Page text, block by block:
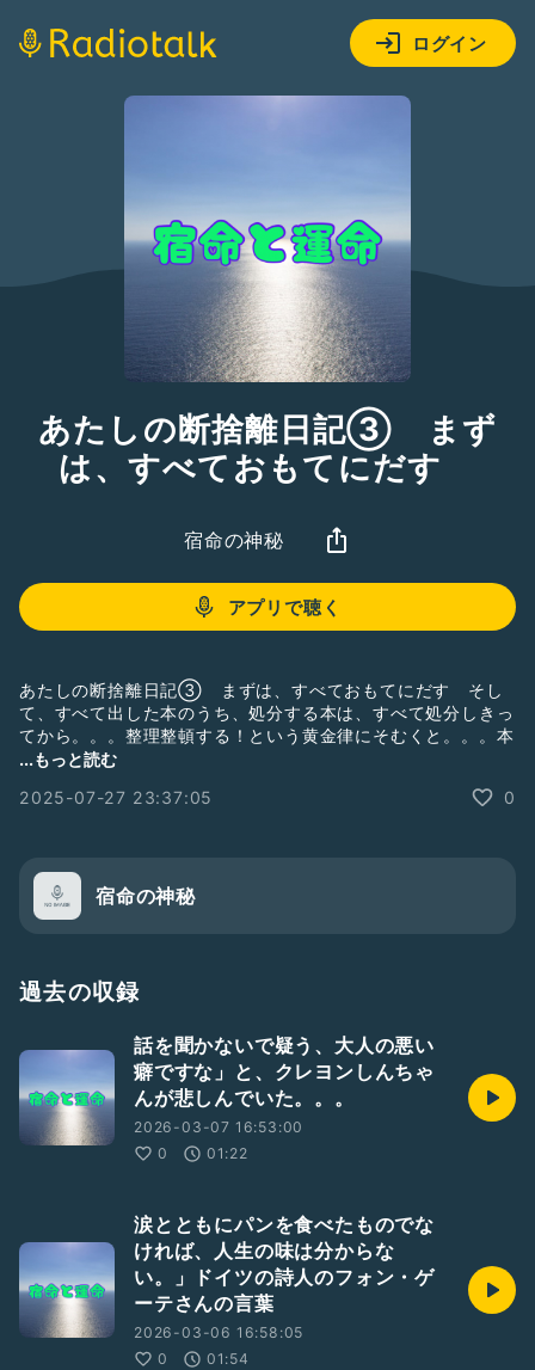
ログイン
あたしの断捨離日記③ まず
は、すべておもてにだす
宿命の神秘
アプリで聴く
あたしの断捨離日記③ まずは、すべておもてにだす そし
て、すべて出した本のうち、処分する本は、すべて処分しきっ
てから。。。整理整頓する！という黄金律にそむくと。。。本
の断捨離。。。実は、まだ心残り
...もっと読む
2025-07-27 23:37:05
0
宿命の神秘
過去の収録
話を聞かないで疑う、大人の悪い
癖ですな」と、クレヨンしんちゃ
んが悲しんでいた。。。
2026-03-07 16:53:00
0
01:22
涙とともにパンを食べたものでな
ければ、人生の味は分からな
い。」ドイツの詩人のフォン・ゲ
ーテさんの言葉
2026-03-06 16:58:05
0
01:54